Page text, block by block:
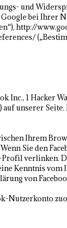
und
bei Ihrer
http://
Inc., 1 Hacker
unserer
Ihrem
Sie den
verlinken.
Kenntnis
von
Nutzerkonto